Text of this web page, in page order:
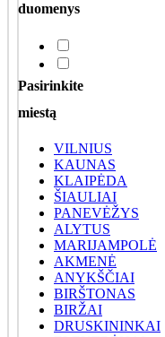
duomenys
Pasirinkite
miestą
VILNIUS
KAUNAS
KLAIPĖDA
ŠIAULIAI
PANEVĖŽYS
ALYTUS
MARIJAMPOLĖ
AKMENĖ
ANYKŠČIAI
BIRŠTONAS
BIRŽAI
DRUSKININKAI